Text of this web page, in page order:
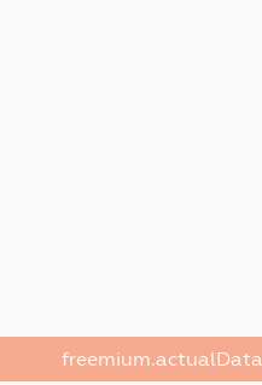
freemium.actualData